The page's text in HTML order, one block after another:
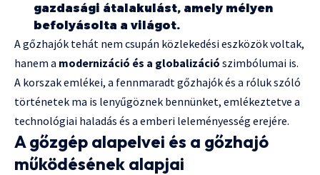
gazdasági átalakulást, amely mélyen
befolyásolta a világot.
A gőzhajók tehát nem csupán közlekedési eszközök voltak,
hanem a modernizáció és a globalizáció szimbólumai is.
A korszak emlékei, a fennmaradt gőzhajók és a róluk szóló
történetek ma is lenyűgöznek bennünket, emlékeztetve a
technológiai haladás és a emberi leleményesség erejére.
A gőzgép alapelvei és a gőzhajó
működésének alapjai